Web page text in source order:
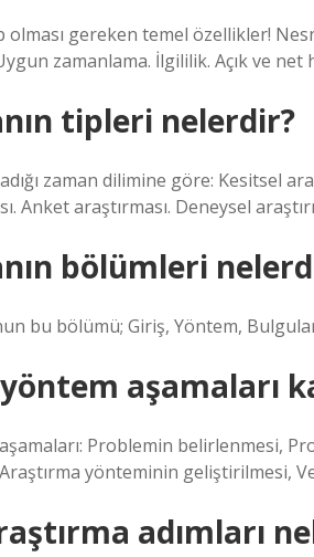
olması gereken temel özellikler!
zamanlama. İlgililik. Açık ve net
tipleri nelerdir?
zaman dilimine göre: Kesitsel
Anket araştırması. Deneysel
bölümleri
bu bölümü; Giriş, Yöntem,
aşamaları
Problemin belirlenmesi,
yönteminin geliştirilmesi,
adımları